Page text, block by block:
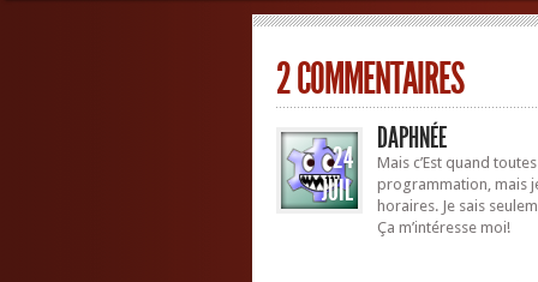
2 COMMENTAIRES
JUIL
24
DAPHNÉE
Mais c’Est quand
programmation, mais
horaires. Je sais
Ça m’intéresse moi!